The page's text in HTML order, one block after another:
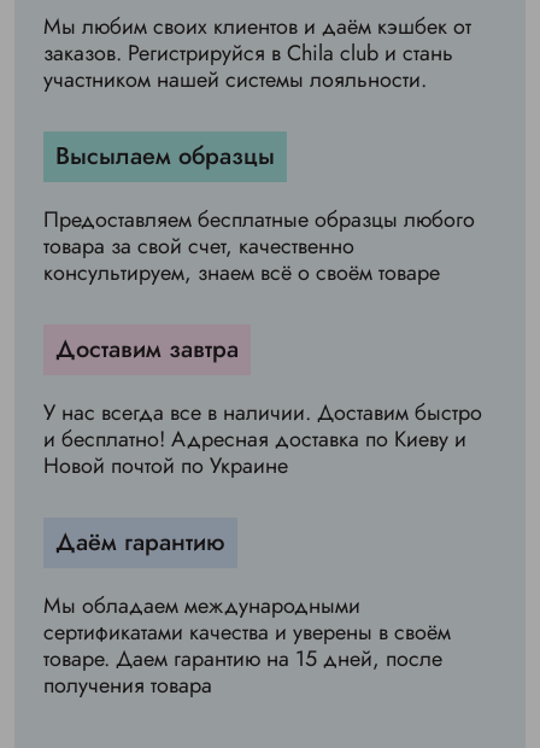
Мы любим своих клиентов и даём кэшбек от
заказов. Регистрируйся в Chila club и стань
участником нашей системы лояльности.
Высылаем образцы
Предоставляем бесплатные образцы любого
товара за свой счет, качественно
консультируем, знаем всё о своём товаре
Доставим завтра
У нас всегда все в наличии. Доставим быстро
и бесплатно! Адресная доставка по Киеву и
Новой почтой по Украине
Даём гарантию
Мы обладаем международными
сертификатами качества и уверены в своём
товаре. Даем гарантию на 15 дней, после
получения товара